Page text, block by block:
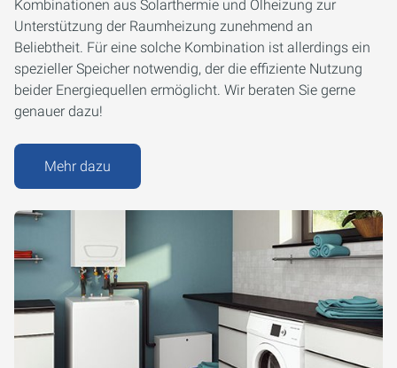
Kombinationen aus Solarthermie und Ölheizung zur
Unterstützung der Raumheizung zunehmend an
Beliebtheit. Für eine solche Kombination ist allerdings ein
spezieller Speicher notwendig, der die effiziente Nutzung
beider Energiequellen ermöglicht. Wir beraten Sie gerne
genauer dazu!
Mehr dazu